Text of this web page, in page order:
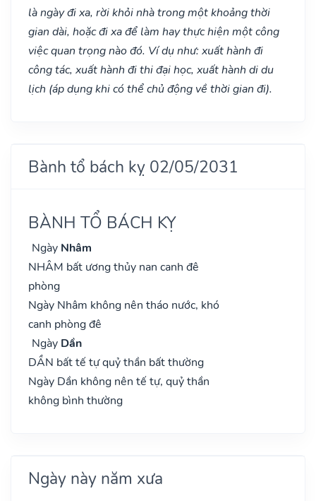
là ngày đi xa, rời khỏi nhà trong một khoảng thời
gian dài, hoặc đi xa để làm hay thực hiện một công
việc quan trọng nào đó. Ví dụ như: xuất hành đi
công tác, xuất hành đi thi đại học, xuất hành di du
lịch (áp dụng khi có thể chủ động về thời gian đi).
Bành tổ bách kỵ 02/05/2031
BÀNH TỔ BÁCH KỴ
Ngày Nhâm
NHÂM bất ương thủy nan canh đê
phòng
Ngày Nhâm không nên tháo nước, khó
canh phòng đê
Ngày Dần
DẦN bất tế tự quỷ thần bất thường
Ngày Dần không nên tế tự, quỷ thần
không bình thường
Ngày này năm xưa